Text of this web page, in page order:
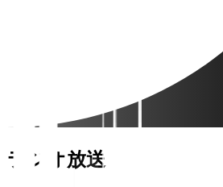
ラジオ放送